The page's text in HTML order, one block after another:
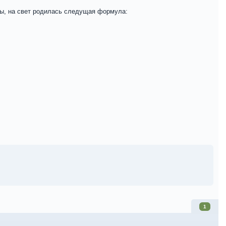
на свет родилась следущая формула:
1